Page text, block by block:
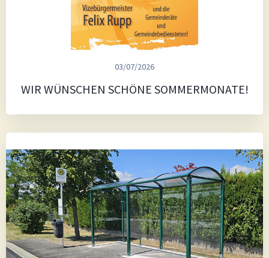
03/07/2026
WIR WÜNSCHEN SCHÖNE SOMMERMONATE!